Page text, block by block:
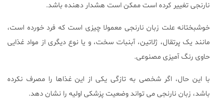
نارنجی تغییر کرده است ممکن است هشدار دهنده باشد.
خوشبختانه علت زبان نارنجی معمولا چیزی است که فرد خورده است،
مانند یک پرتقال، ژلاتین، آبنبات سخت، و یا نوع دیگری از مواد غذایی
حاوی رنگ آمیزی مصنوعی.
با این حال، اگر شخصی به تازگی یکی از این غذاها را مصرف نکرده
باشد، زبان نارنجی می تواند وضعیت پزشکی اولیه را نشان دهد.